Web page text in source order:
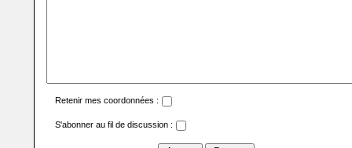
Retenir mes coordonnées :
S'abonner au fil de discussion :